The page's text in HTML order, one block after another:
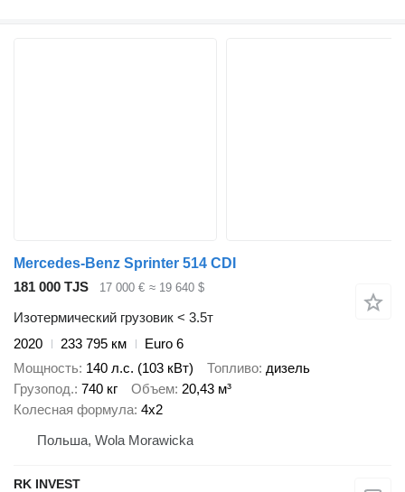
Mercedes-Benz Sprinter 514 CDI
181 000 TJS
17 000 € ≈ 19 640 $
Изотермический грузовик < 3.5т
2020
233 795 км
Euro 6
Мощность 140 л.с. (103 кВт) Топливо дизель
Грузопод. 740 кг Объем 20,43 м³
Колесная формула 4x2
Польша, Wola Morawicka
RK INVEST